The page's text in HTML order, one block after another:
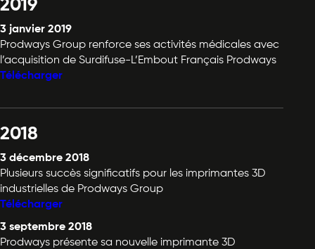
2019
3 janvier 2019
Prodways Group renforce ses activités médicales avec
l’acquisition de Surdifuse-L’Embout Français Prodways
Télécharger
2018
3 décembre 2018
Plusieurs succès significatifs pour les imprimantes 3D
industrielles de Prodways Group
Télécharger
3 septembre 2018
Prodways présente sa nouvelle imprimante 3D